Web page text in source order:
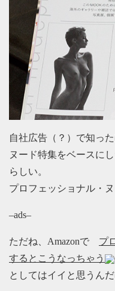
自社広告（？）で知っ
ヌード特集をベースに
らしい。
プロフェッショナル・
–ads–
ただね、Amazonで プ
するとこうなっちゃう
としてはイイと思うんだ